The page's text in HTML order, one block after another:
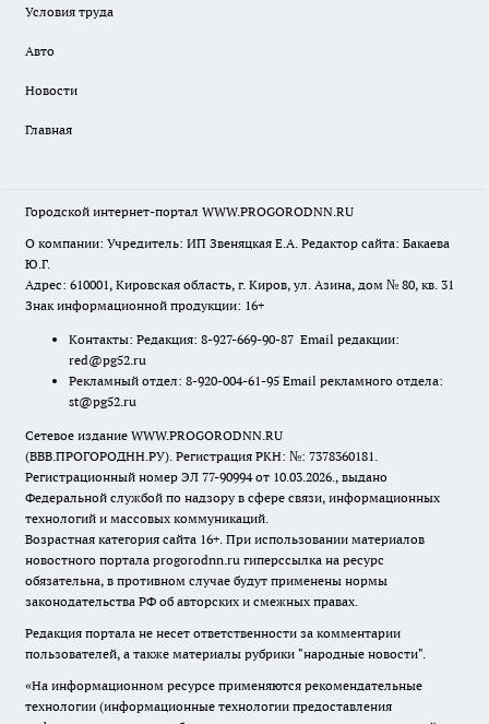
Условия труда
Авто
Новости
Главная
Городской интернет-портал WWW.PROGORODNN.RU
О компании: Учредитель: ИП Звеняцкая Е.А. Редактор сайта: Бакаева
Ю.Г.
Адрес: 610001, Кировская область, г. Киров, ул. Азина, дом № 80, кв. 31
Знак информационной продукции: 16+
Контакты: Редакция: 8-927-669-90-87 Email редакции:
red@pg52.ru
Рекламный отдел: 8-920-004-61-95 Email рекламного отдела:
st@pg52.ru
Сетевое издание WWW.PROGORODNN.RU
(ВВВ.ПРОГОРОДНН.РУ). Регистрация РКН: №: 7378360181.
Регистрационный номер ЭЛ 77-90994 от 10.03.2026., выдано
Федеральной службой по надзору в сфере связи, информационных
технологий и массовых коммуникаций.
Возрастная категория сайта 16+. При использовании материалов
новостного портала progorodnn.ru гиперссылка на ресурс
обязательна, в противном случае будут применены нормы
законодательства РФ об авторских и смежных правах.
Редакция портала не несет ответственности за комментарии
пользователей, а также материалы рубрики "народные новости".
«На информационном ресурсе применяются рекомендательные
технологии (информационные технологии предоставления